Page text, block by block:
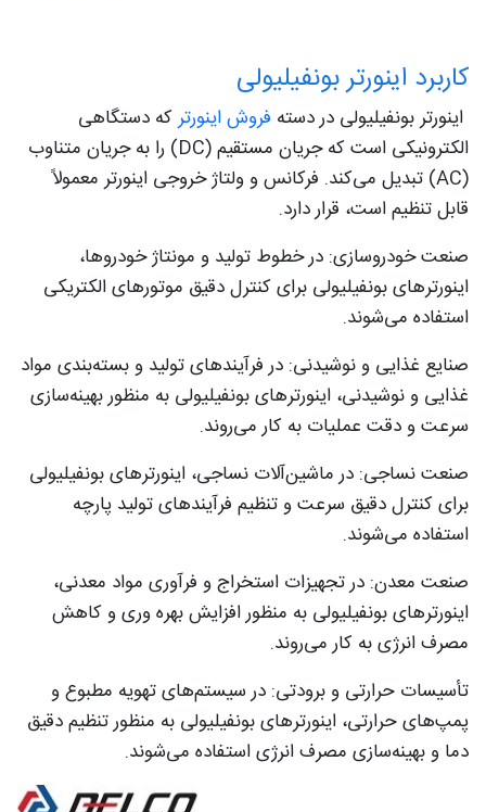
کاربرد اینورتر بونفیلیولی
اینورتر بونفیلیولی در دسته فروش اینورتر که دستگاهی
الکترونیکی است که جریان مستقیم (DC) را به جریان متناوب
(AC) تبدیل می‌کند. فرکانس و ولتاژ خروجی اینورتر معمولاً
قابل تنظیم است، قرار دارد.
صنعت خودروسازی: در خطوط تولید و مونتاژ خودروها،
اینورترهای بونفیلیولی برای کنترل دقیق موتورهای الکتریکی
استفاده می‌شوند.
صنایع غذایی و نوشیدنی: در فرآیندهای تولید و بسته‌بندی مواد
غذایی و نوشیدنی، اینورترهای بونفیلیولی به منظور بهینه‌سازی
سرعت و دقت عملیات به کار می‌روند.
صنعت نساجی: در ماشین‌آلات نساجی، اینورترهای بونفیلیولی
برای کنترل دقیق سرعت و تنظیم فرآیندهای تولید پارچه
استفاده می‌شوند.
صنعت معدن: در تجهیزات استخراج و فرآوری مواد معدنی،
اینورترهای بونفیلیولی به منظور افزایش بهره‌ وری و کاهش
مصرف انرژی به کار می‌روند.
تأسیسات حرارتی و برودتی: در سیستم‌های تهویه مطبوع و
پمپ‌های حرارتی، اینورترهای بونفیلیولی به منظور تنظیم دقیق
دما و بهینه‌سازی مصرف انرژی استفاده می‌شوند.